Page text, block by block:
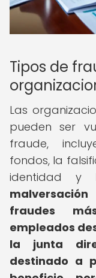
Tipos de
Las
pueden ser
fraude,
fondos, la
identidad y
fraudes
empleados
la junta
destinado a